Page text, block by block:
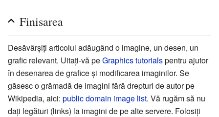
Finisarea
Desăvârșiți articolul adăugând o imagine, un desen, un
grafic relevant. Uitați-vă peGraphics tutorialspentru ajutor
în desenarea de grafice și modificarea imaginilor. Se
găsesc o grămadă de imagini fără drepturi de autor pe
Wikipedia, aici: public domain image list. Vă rugăm să nu
dați legături (links) la imagini de pe alte servere. Folosiți